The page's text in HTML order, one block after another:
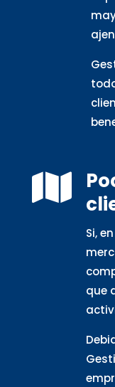

Si,
que